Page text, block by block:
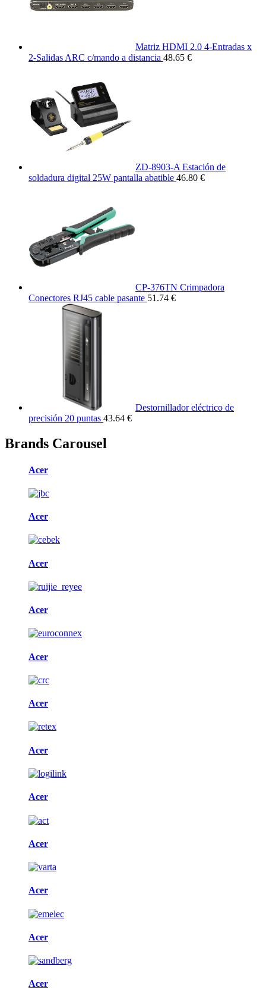
Matriz HDMI 2.0 4-Entradas x
2-Salidas ARC c/mando a distancia 48.65 €
ZD-8903-A Estación de
soldadura digital 25W pantalla abatible 46.80 €
CP-376TN Crimpadora
Conectores RJ45 cable pasante 51.74 €
Destornillador eléctrico de
precisión 20 puntas 43.64 €
Brands Carousel
Acer
Acer
Acer
Acer
Acer
Acer
Acer
Acer
Acer
Acer
Acer
Acer